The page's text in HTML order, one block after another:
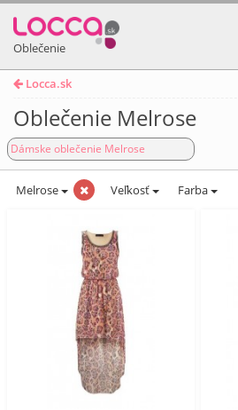
Oblečenie
Locca.sk
Oblečenie Melrose
Dámske oblečenie Melrose
Melrose Veľkosť Farba